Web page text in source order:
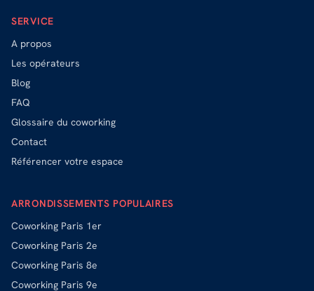
SERVICE
A propos
Les opérateurs
Blog
FAQ
Glossaire du coworking
Contact
Référencer votre espace
ARRONDISSEMENTS POPULAIRES
Coworking Paris 1er
Coworking Paris 2e
Coworking Paris 8e
Coworking Paris 9e